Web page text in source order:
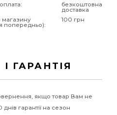
безкоштовна
доставка
магазину
попередньо):
100 грн
ГАРАНТІЯ
якщо товар Вам не
днів гарантії на сезон